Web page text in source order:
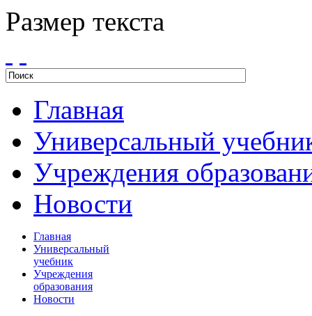
Размер текста
Главная
Универсальный
Учреждения
Новости
Главная
Универсальный
учебник
Учреждения
образования
Новости